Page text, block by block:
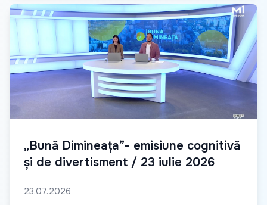
„Bună Dimineața”- emisiune cognitivă
și de divertisment / 23 iulie 2026
23.07.2026